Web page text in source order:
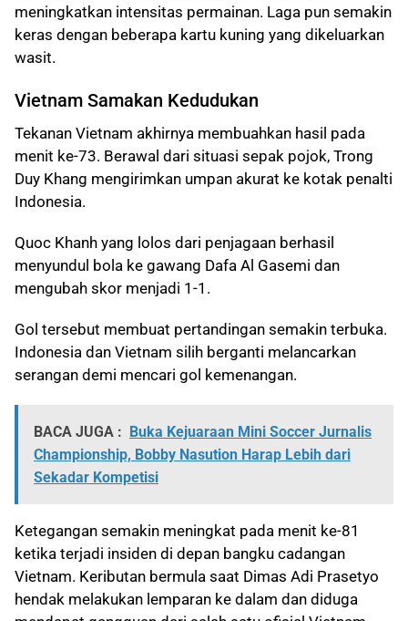
meningkatkan intensitas permainan. Laga pun semakin
keras dengan beberapa kartu kuning yang dikeluarkan
wasit.
Vietnam Samakan Kedudukan
Tekanan Vietnam akhirnya membuahkan hasil pada
menit ke-73. Berawal dari situasi sepak pojok, Trong
Duy Khang mengirimkan umpan akurat ke kotak penalti
Indonesia.
Quoc Khanh yang lolos dari penjagaan berhasil
menyundul bola ke gawang Dafa Al Gasemi dan
mengubah skor menjadi 1-1.
Gol tersebut membuat pertandingan semakin terbuka.
Indonesia dan Vietnam silih berganti melancarkan
serangan demi mencari gol kemenangan.
BACA JUGA : Buka Kejuaraan Mini Soccer Jurnalis
Championship, Bobby Nasution Harap Lebih dari
Sekadar Kompetisi
Ketegangan semakin meningkat pada menit ke-81
ketika terjadi insiden di depan bangku cadangan
Vietnam. Keributan bermula saat Dimas Adi Prasetyo
hendak melakukan lemparan ke dalam dan diduga